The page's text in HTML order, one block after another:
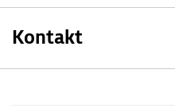
Kontakt